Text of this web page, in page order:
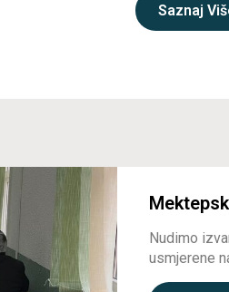
Saznaj
Nudimo
usmjerene